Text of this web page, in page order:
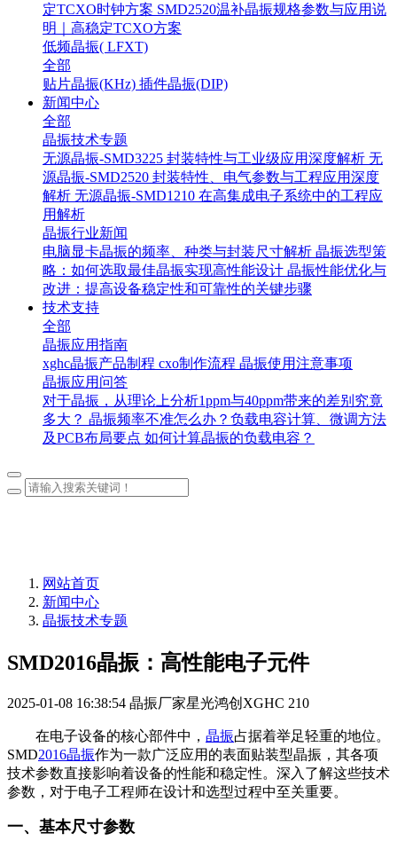
定TCXO时钟方案 SMD2520温补晶振规格参数与应用说
明｜高稳定TCXO方案
低频晶振( LFXT)
全部
贴片晶振(KHz) 插件晶振(DIP)
新闻中心
全部
晶振技术专题
无源晶振-SMD3225 封装特性与工业级应用深度解析 无
源晶振-SMD2520 封装特性、电气参数与工程应用深度
解析 无源晶振-SMD1210 在高集成电子系统中的工程应
用解析
晶振行业新闻
电脑显卡晶振的频率、种类与封装尺寸解析 晶振选型策
略：如何选取最佳晶振实现高性能设计 晶振性能优化与
改进：提高设备稳定性和可靠性的关键步骤
技术支持
全部
晶振应用指南
xghc晶振产品制程 cxo制作流程 晶振使用注意事项
晶振应用问答
对于晶振，从理论上分析1ppm与40ppm带来的差别究竟
多大？ 晶振频率不准怎么办？负载电容计算、微调方法
及PCB布局要点 如何计算晶振的负载电容？
网站首页
新闻中心
晶振技术专题
SMD2016晶振：高性能电子元件
2025-01-08 16:38:54 晶振厂家星光鸿创XGHC 210
在电子设备的核心部件中， 晶振占据着举足轻重的地位。
SMD2016晶振作为一款广泛应用的表面贴装型晶振，其各项
技术参数直接影响着设备的性能和稳定性。深入了解这些技术
参数，对于电子工程师在设计和选型过程中至关重要。
一、基本尺寸参数